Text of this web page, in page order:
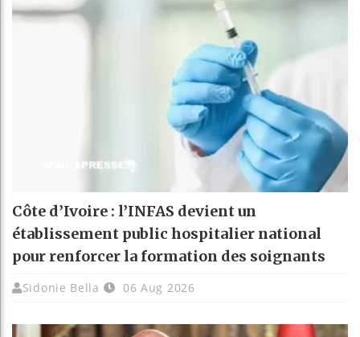
Côte d’Ivoire : l’INFAS devient un
établissement public hospitalier national
pour renforcer la formation des soignants
Sidonie Bella 06 Aug 2026